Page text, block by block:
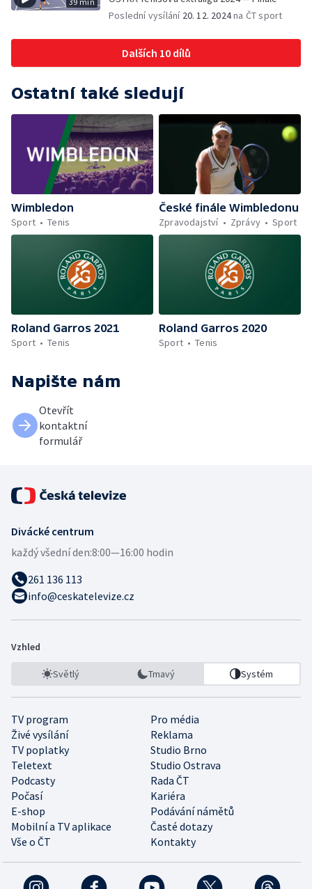
Poslední vysílání 20. 12. 2024na ČT sport
Dalších 10 dílů
Ostatní také sledují
Wimbledon
Sport
Tenis
České finále Wimbledonu
Zpravodajství
Zprávy Sport
Roland Garros 2021
Sport
Tenis
Roland Garros 2020
Sport
Tenis
Napište nám
Otevřít
kontaktní
formulář
Divácké centrum
každý všední den:8:00—16:00 hodin
261 136 113
info@ceskatelevize.cz
Vzhled
Světlý Tmavý Systém
TV program
Pro média
Živé vysílání
Reklama
TV poplatky
Studio Brno
Teletext
Studio Ostrava
Podcasty
Rada ČT
Počasí
Kariéra
E-shop
Podávání námětů
Mobilní a TV aplikace
Časté dotazy
Vše o ČT
Kontakty